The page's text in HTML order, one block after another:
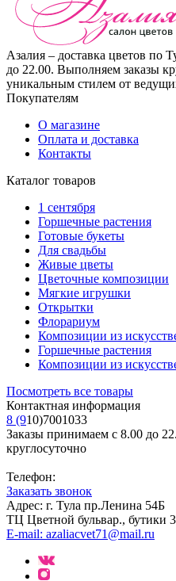
Азалия – доставка цветов по
до 22.00. Выполняем заказы
уникальным стилем от
Покупателям
О магазине
Оплата и доставка
Контакты
Каталог товаров
1 сентября
Горшечные растения
Готовые букеты
Для свадьбы
Живые цветы
Цветочные композиции
Мягкие игрушки
Открытки
Флорариум
Композиции из
Горшечные растения
Композиции из
Посмотреть все товары
Контактная информация
8 (910)7001033
Заказы принимаем с 8.00 до
круглосуточно
Телефон:
Заказать звонок
Адрес: г. Тула пр.Ленина 54Б
ТЦ Цветной бульвар., бутики
E-mail: azaliacvet71@mail.ru